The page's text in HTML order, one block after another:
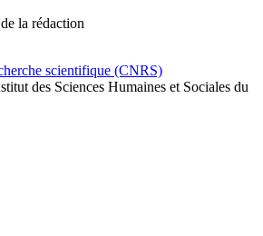
la rédaction
des Sciences Humaines et Sociales du